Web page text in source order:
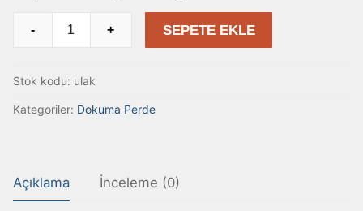
- + SEPETE EKLE
Stok kodu: ulak
Kategoriler: Dokuma Perde
Açıklama İnceleme (0)